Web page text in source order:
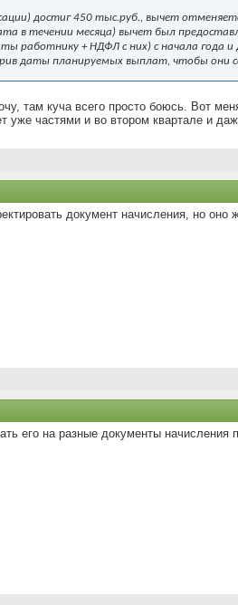
достиг 450 тыс.руб., вычет
в течении месяца) вычет был
работнику + НДФЛ с них) с начала
даты планируемых выплат, чтобы они
там куча всего просто боюсь. Вот
уже частями и во втором квартале и
документ начисления, но
его на разные документы